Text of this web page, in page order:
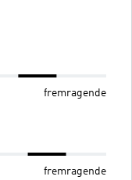
fremragende
fremragende